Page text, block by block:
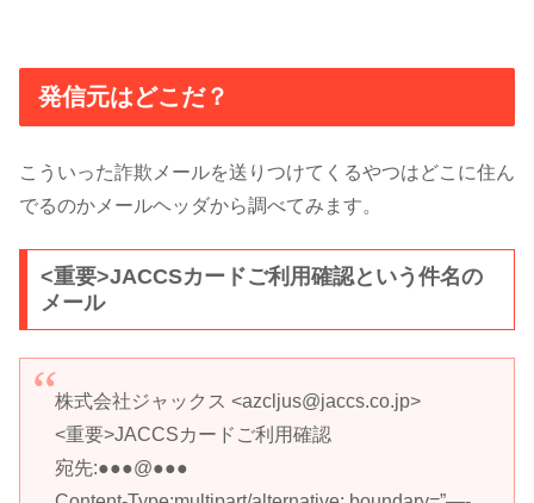
発信元はどこだ？
こういった詐欺メールを送りつけてくるやつはどこに住ん
でるのかメールヘッダから調べてみます。
<重要>JACCSカードご利用確認という件名の
メール
株式会社ジャックス <azcljus@jaccs.co.jp>
<重要>JACCSカードご利用確認
宛先:●●●@●●●